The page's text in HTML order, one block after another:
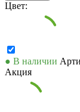
Цвет:
● В наличии
Акция